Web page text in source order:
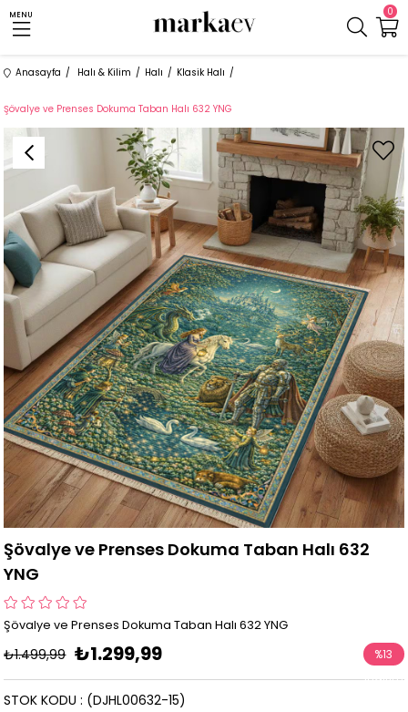
0
MENU
Anasayfa Halı & Kilim Halı Klasik Halı
Şövalye ve Prenses Dokuma Taban Halı 632 YNG
Şövalye ve Prenses Dokuma Taban Halı 632
YNG
Şövalye ve Prenses Dokuma Taban Halı 632 YNG
₺1.499,99 ₺1.299,99 %13
İndirim
(DJHL00632-15)
STOK KODU